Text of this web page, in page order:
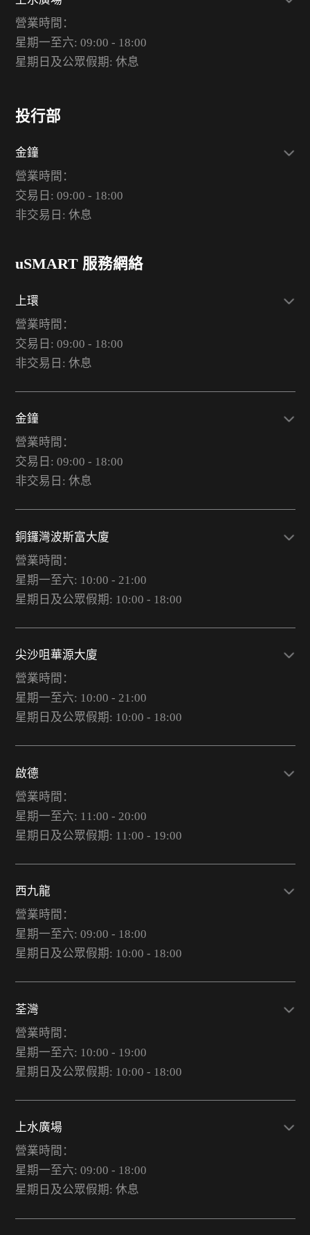
營業時間：
星期一至六: 09:00 - 18:00
星期日及公眾假期: 休息
投行部
金鐘
營業時間：
交易日: 09:00 - 18:00
非交易日: 休息
uSMART 服務網絡
上環
營業時間：
交易日: 09:00 - 18:00
非交易日: 休息
金鐘
營業時間：
交易日: 09:00 - 18:00
非交易日: 休息
銅鑼灣波斯富大廈
營業時間：
星期一至六: 10:00 - 21:00
星期日及公眾假期: 10:00 - 18:00
尖沙咀華源大廈
營業時間：
星期一至六: 10:00 - 21:00
星期日及公眾假期: 10:00 - 18:00
啟德
營業時間：
星期一至六: 11:00 - 20:00
星期日及公眾假期: 11:00 - 19:00
西九龍
營業時間：
星期一至六: 09:00 - 18:00
星期日及公眾假期: 10:00 - 18:00
荃灣
營業時間：
星期一至六: 10:00 - 19:00
星期日及公眾假期: 10:00 - 18:00
上水廣場
營業時間：
星期一至六: 09:00 - 18:00
星期日及公眾假期: 休息